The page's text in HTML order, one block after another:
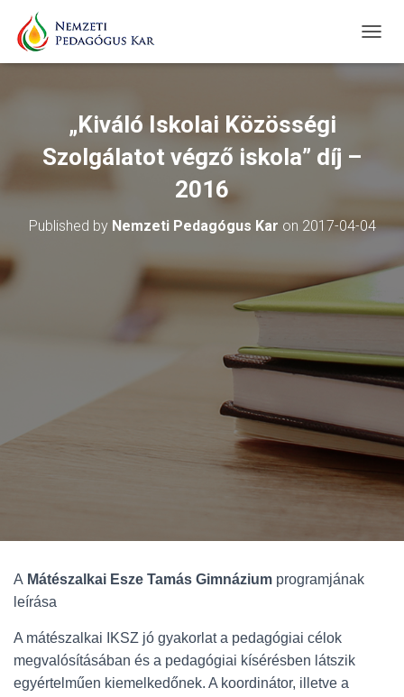
O
A
I
N
„Kiváló Iskolai Közösségi
Szolgálatot végző iskola” díj –
2016
Published by Nemzeti Pedagógus Kar on 2017-04-04
A Mátészalkai Esze Tamás Gimnázium programjának
leírása
A mátészalkai IKSZ jó gyakorlat a pedagógiai célok
megvalósításában és a pedagógiai kísérésben látszik
egyértelműen kiemelkedőnek. A koordinátor, illetve a